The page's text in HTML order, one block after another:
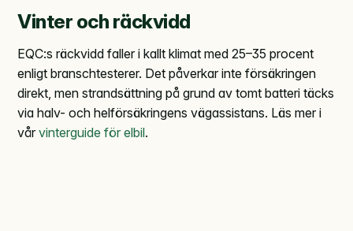
Vinter och räckvidd
EQC:s räckvidd faller i kallt klimat med 25–35 procent
enligt branschtesterer. Det påverkar inte försäkringen
direkt, men strandsättning på grund av tomt batteri täcks
via halv- och helförsäkringens vägassistans. Läs mer i
vår vinterguide för elbil.